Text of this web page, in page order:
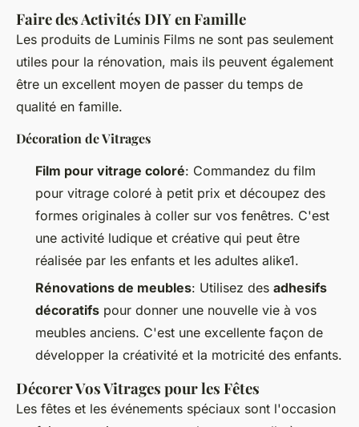
Faire des Activités DIY en Famille
Les produits de Luminis Films ne sont pas seulement
utiles pour la rénovation, mais ils peuvent également
être un excellent moyen de passer du temps de
qualité en famille.
Décoration de Vitrages
Film pour vitrage coloré: Commandez du film
pour vitrage coloré à petit prix et découpez des
formes originales à coller sur vos fenêtres. C'est
une activité ludique et créative qui peut être
réalisée par les enfants et les adultes alike1.
Rénovations de meubles: Utilisez des adhesifs
décoratifs pour donner une nouvelle vie à vos
meubles anciens. C'est une excellente façon de
développer la créativité et la motricité des enfants.
Décorer Vos Vitrages pour les Fêtes
Les fêtes et les événements spéciaux sont l'occasion